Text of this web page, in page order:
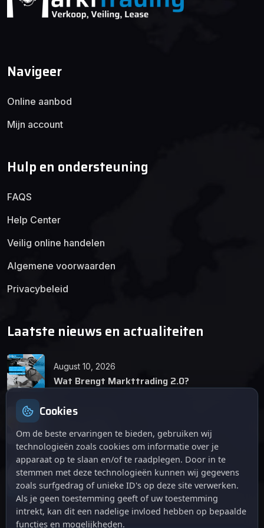
Navigeer
Online aanbod
Mijn account
Hulp en ondersteuning
FAQS
Help Center
Veilig online handelen
Algemene voorwaarden
Privacybeleid
Laatste nieuws en actualiteiten
August 10, 2026
Wat Brengt Markttrading 2.0?
Tips en Tricks
April 12, 2026
De opkomst van Markttrading 2.0: Een
revolutie in online handelen.
Cookies
Om de beste ervaringen te bieden, gebruiken wij
technologieën zoals cookies om informatie over je
apparaat op te slaan en/of te raadplegen. Door in te
stemmen met deze technologieën kunnen wij gegevens
zoals surfgedrag of unieke ID's op deze site verwerken.
Als je geen toestemming geeft of uw toestemming
intrekt, kan dit een nadelige invloed hebben op bepaalde
functies en mogelijkheden.